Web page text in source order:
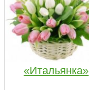
«Итальянка»